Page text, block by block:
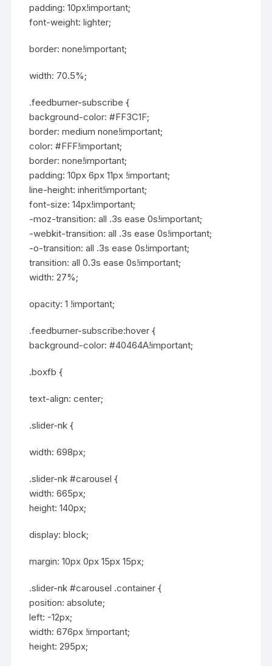
padding: 10px!important;
font-weight: lighter;
border: none!important;
width: 70.5%;
.feedburner-subscribe {
background-color: #FF3C1F;
border: medium none!important;
color: #FFF!important;
border: none!important;
padding: 10px 6px 11px !important;
line-height: inherit!important;
font-size: 14px!important;
-moz-transition: all .3s ease 0s!important;
-webkit-transition: all .3s ease 0s!important;
-o-transition: all .3s ease 0s!important;
transition: all 0.3s ease 0s!important;
width: 27%;
opacity: 1 !important;
.feedburner-subscribe:hover {
background-color: #40464A!important;
.boxfb {
text-align: center;
.slider-nk {
width: 698px;
.slider-nk #carousel {
width: 665px;
height: 140px;
display: block;
margin: 10px 0px 15px 15px;
.slider-nk #carousel .container {
position: absolute;
left: -12px;
width: 676px !important;
height: 295px;